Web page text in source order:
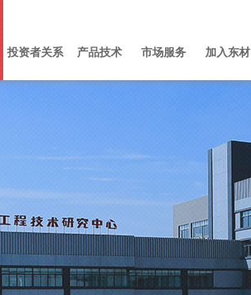
投资者关系 产品技术 市场服务 加入东材